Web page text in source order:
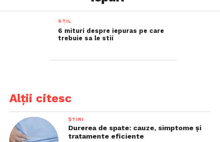
STIL
6 mituri despre iepuras pe care
trebuie sa le stii
Alții citesc
ȘTIRI
Durerea de spate: cauze, simptome și
tratamente eficiente